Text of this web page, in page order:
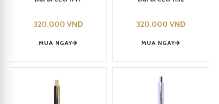
based on
320.000 VNĐ
MUA NGAY
based on
320.000 VNĐ
MUA NGAY